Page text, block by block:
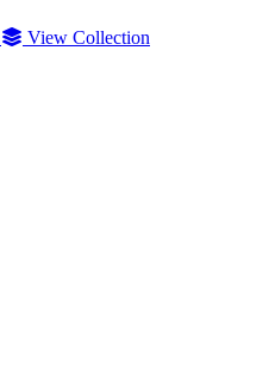
View Collection